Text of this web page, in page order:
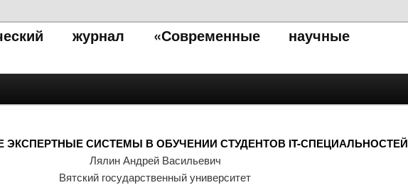
журнал «Современные научные
СИСТЕМЫ В ОБУЧЕНИИ СТУДЕНТОВ IT-СПЕЦИАЛЬНОСТЕЙ
Лялин Андрей Васильевич
Вятский государственный университет